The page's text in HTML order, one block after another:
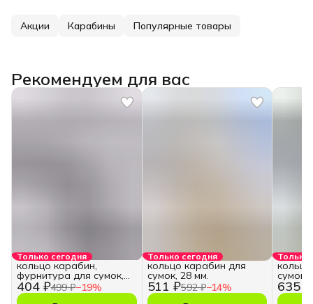
Акции Карабины Популярные товары
Рекомендуем для вас
Только сегодня
404 ₽499 ₽−19%
кольцо карабин,
фурнитура для сумок,
28 мм.
Только сегодня
511 ₽592 ₽−14%
кольцо карабин для
сумок, 28 мм.
Только
635 ₽
сумок,